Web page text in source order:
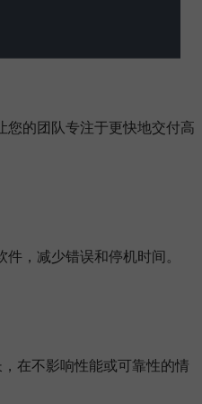
您的团队专注于更快地交付高
，减少错误和停机时间。
在不影响性能或可靠性的情